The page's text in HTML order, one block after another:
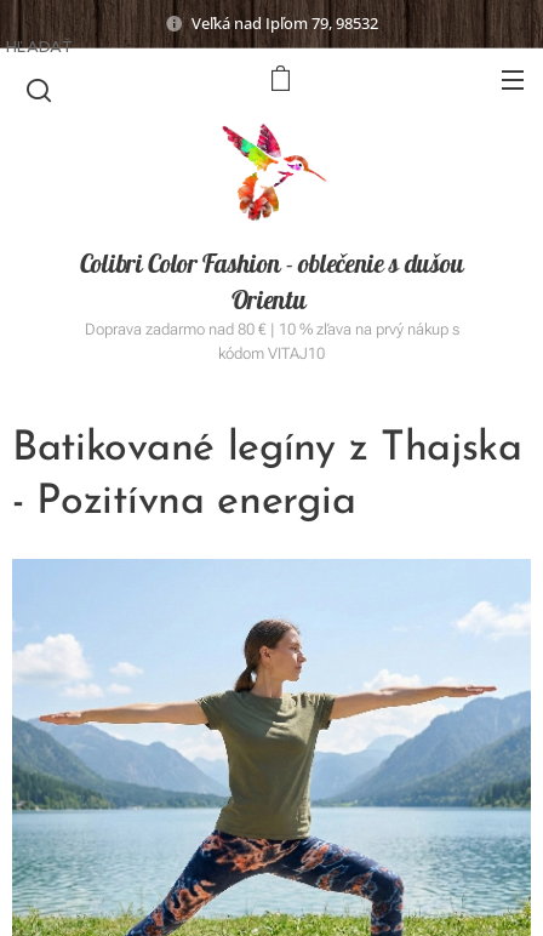
Veľká nad Ipľom 79, 98532
Colibri Color Fashion - oblečenie s dušou
Orientu
Doprava zadarmo nad 80 € | 10 % zľava na prvý nákup s
kódom VITAJ10
HĽADAŤ
Batikované legíny z Thajska
- Pozitívna energia